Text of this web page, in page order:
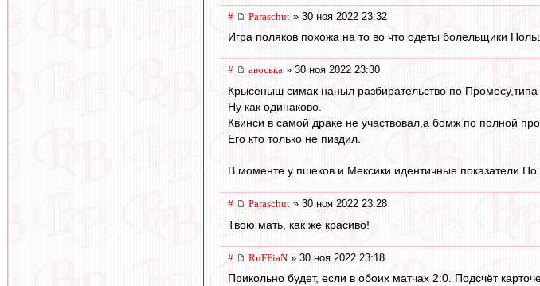
# Paraschut » 30 ноя 2022 23:32
Игра поляков похожа на то во что одеты болельщики
# авоська » 30 ноя 2022 23:30
Крысеныш симак наныл разбирательство по
Ну как одинаково.
Квинси в самой драке не участвовал,а бомж по полной
Его кто только не пиздил.
В моменте у пшеков и Мексики идентичные показатели.По
# Paraschut » 30 ноя 2022 23:28
Твою мать, как же красиво!
# RuFFiaN » 30 ноя 2022 23:18
Прикольно будет, если в обоих матчах 2:0. Подсчёт